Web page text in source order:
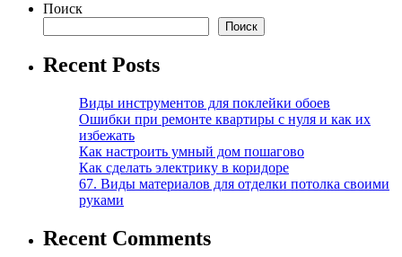
Поиск
Поиск
Recent Posts
Виды инструментов для поклейки обоев
Ошибки при ремонте квартиры с нуля и как их
избежать
Как настроить умный дом пошагово
Как сделать электрику в коридоре
67. Виды материалов для отделки потолка своими
руками
Recent Comments